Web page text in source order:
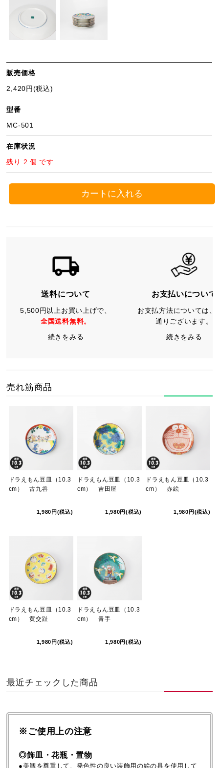
販売価格
2,420円(税込)
型番
MC-501
在庫状況
残り 2 個 です
カートに入れる
送料について
5,500円以上お買い上げで、
全国送料無料。
続きをみる
お支払いについて
お支払方法については、
通りございます。
続きをみる
売れ筋商品
ドラえもん豆皿（10.3
cm） 古九谷
1,980円(税込)
ドラえもん豆皿（10.3
cm） 吉田屋
1,980円(税込)
ドラえもん豆皿（10.3
cm） 赤絵
1,980円(税込)
ドラえもん豆皿（10.3
cm） 黄交趾
1,980円(税込)
ドラえもん豆皿（10.3
cm） 青手
1,980円(税込)
最近チェックした商品
※ご使用上の注意
◎飾皿・花瓶・置物
●美観を尊重して、発色性の良い装飾用の絵の具を使用して